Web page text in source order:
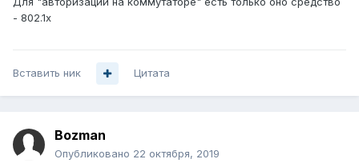
- 802.1х
Вставить ник Цитата
Bozman
Опубликовано 22 октября, 2019